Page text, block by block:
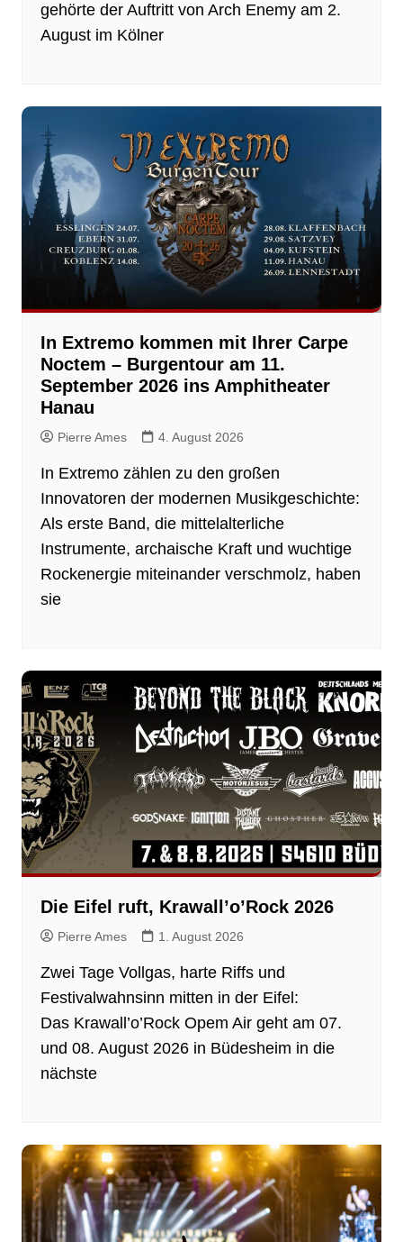
gehörte der Auftritt von Arch Enemy am 2.
August im Kölner
In Extremo kommen mit Ihrer Carpe
Noctem – Burgentour am 11.
September 2026 ins Amphitheater
Hanau
Pierre Ames 4. August 2026
In Extremo zählen zu den großen
Innovatoren der modernen Musikgeschichte:
Als erste Band, die mittelalterliche
Instrumente, archaische Kraft und wuchtige
Rockenergie miteinander verschmolz, haben
sie
Die Eifel ruft, Krawall’o’Rock 2026
Pierre Ames 1. August 2026
Zwei Tage Vollgas, harte Riffs und
Festivalwahnsinn mitten in der Eifel:
Das Krawall’o’Rock Opem Air geht am 07.
und 08. August 2026 in Büdesheim in die
nächste